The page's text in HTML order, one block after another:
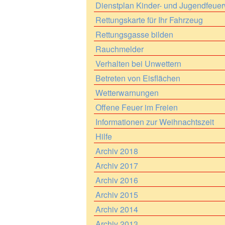
Dienstplan Kinder- und
Rettungskarte für Ihr Fahrzeug
Rettungsgasse bilden
Rauchmelder
Verhalten bei Unwettern
Betreten von Eisflächen
Wetterwarnungen
Offene Feuer im Freien
Informationen zur Weihnachtszeit
Hilfe
Archiv 2018
Archiv 2017
Archiv 2016
Archiv 2015
Archiv 2014